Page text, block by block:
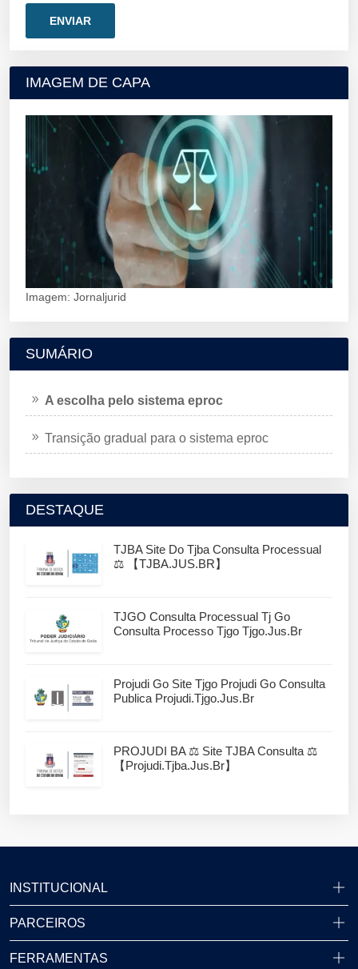
IMAGEM DE CAPA
Imagem: Jornaljurid
SUMÁRIO
A escolha pelo sistema eproc
Transição gradual para o sistema eproc
DESTAQUE
TJBA Site Do Tjba Consulta Processual
⚖️ 【TJBA.JUS.BR】
TJGO Consulta Processual Tj Go
Consulta Processo Tjgo Tjgo.jus.br
Projudi Go Site Tjgo Projudi Go Consulta
Publica Projudi.tjgo.jus.br
PROJUDI BA ⚖️ Site TJBA Consulta ⚖️
【projudi.tjba.jus.br】
INSTITUCIONAL
PARCEIROS
FERRAMENTAS